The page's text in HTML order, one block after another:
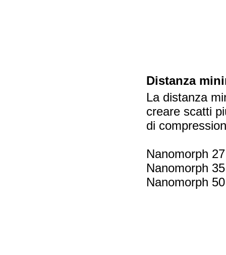
Distanza
La distanza
creare scatti
di
Nanomorph
Nanomorph
Nanomorph